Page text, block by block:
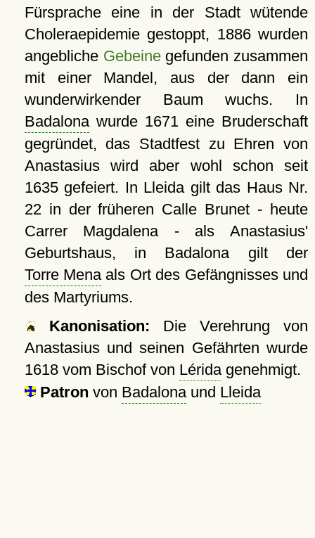
Fürsprache eine in der Stadt wütende
Choleraepidemie gestoppt, 1886 wurden
angebliche Gebeinegefunden zusammen
mit einer Mandel, aus der dann ein
wunderwirkender Baum wuchs. In
Badalonawurde 1671 eine Bruderschaft
gegründet, das Stadtfest zu Ehren von
Anastasius wird aber wohl schon seit
1635 gefeiert. In Lleida gilt das Haus Nr.
22 in der früheren Calle Brunet - heute
Carrer Magdalena - als Anastasius'
Geburtshaus, in Badalona gilt der
Torre Menaals Ort des Gefängnisses und
des Martyriums.
Kanonisation: Die Verehrung von
Anastasius und seinen Gefährten wurde
1618vom Bischof von Léridagenehmigt.
Patron von Badalonaund Lleida